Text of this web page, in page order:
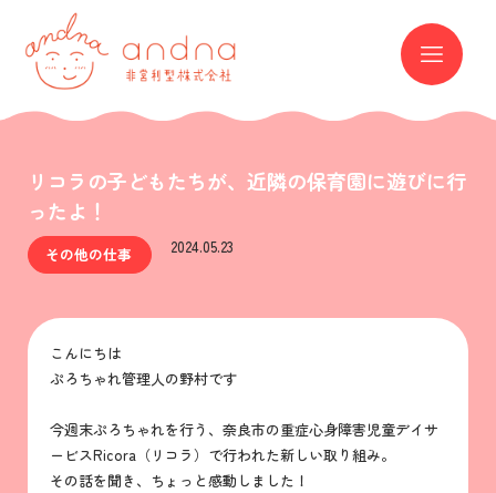
リコラの子どもたちが、近隣の保育園に遊びに行
ったよ！
その他の仕事 2024.05.23
こんにちは
ぷろちゃれ管理人の野村です
今週末ぷろちゃれを行う、奈良市の重症心身障害児童デイサ
ービスRicora（リコラ）で行われた新しい取り組み。
その話を聞き、ちょっと感動しました！